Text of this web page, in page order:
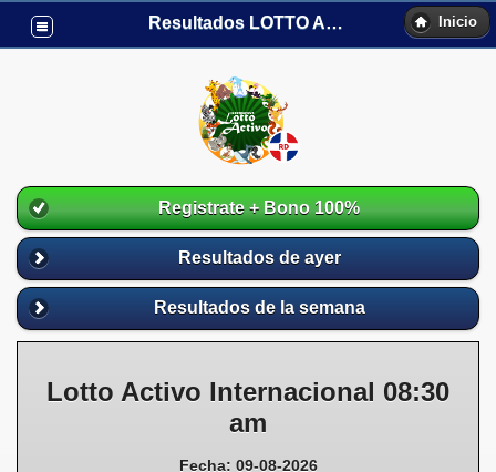
Resultados LOTTO ACTIVO RD Inicio
Registrate + Bono 100%
Resultados de ayer
Resultados de la semana
Lotto Activo Internacional 08:30
am
Fecha: 09-08-2026